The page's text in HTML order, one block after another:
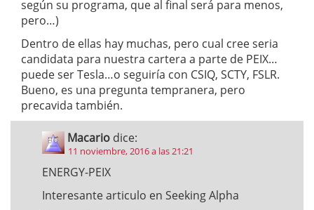
según su programa, que al final será para menos,
pero…)
Dentro de ellas hay muchas, pero cual cree seria
candidata para nuestra cartera a parte de PEIX…
puede ser Tesla…o seguiría con CSIQ, SCTY, FSLR.
Bueno, es una pregunta tempranera, pero
precavida también.
Macario dice:
11 noviembre, 2016 a las 21:21
ENERGY-PEIX
Interesante articulo en Seeking Alpha